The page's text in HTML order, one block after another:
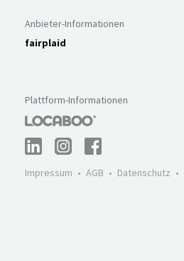
Anbieter-Informationen
fairplaid
Plattform-Informationen
Impressum AGB Datenschutz